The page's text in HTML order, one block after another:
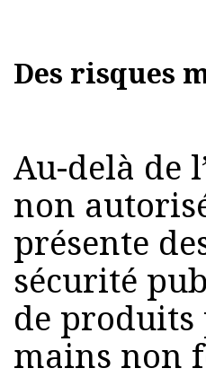
Des risques
Au-delà de
non
présente
sécurité
de produits
mains non